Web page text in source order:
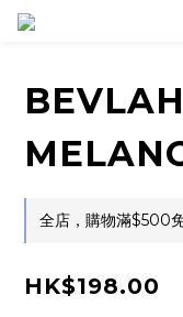
全店，購物滿$500
HK$198.00